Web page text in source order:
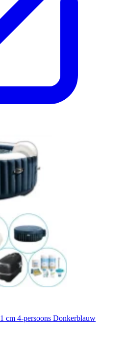
cm 4-persoons Donkerblauw